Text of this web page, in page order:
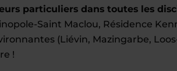
particuliers dans toutes les
Saint Maclou, Résidence
(Liévin, Mazingarbe,
!